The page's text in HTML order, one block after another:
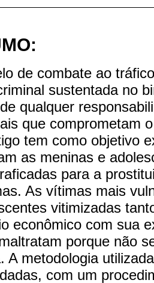
de combate ao
sustentada no
qualquer
que comprometam
tem como objetivo
as meninas e
para a
As vítimas mais
vitimizadas
econômico com sua
porque não
A metodologia
com um